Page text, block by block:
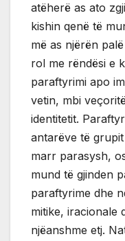
atëherë as ato
kishin qenë të
më as njërën
rol me rëndësi e
paraftyrimi apo
vetin, mbi
identitetit.
antarëve të
marr parasysh,
mund të gjinden
paraftyrime dhe
mitike, iracionale
njëanshme etj.